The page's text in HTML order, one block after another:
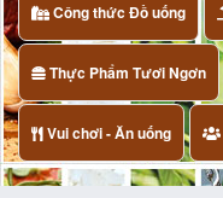
Công thức Đồ uống
Thực Phẩm Tươi Ngơn
Vui chơi - Ăn uống